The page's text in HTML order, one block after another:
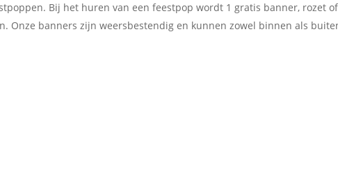
Bij het huren van een feestpop wordt 1 gratis banner, rozet
Onze banners zijn weersbestendig en kunnen zowel binnen als